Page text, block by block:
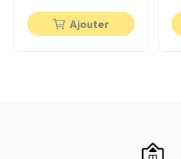
Ajouter